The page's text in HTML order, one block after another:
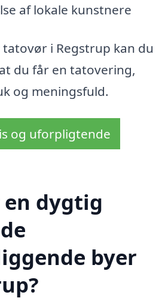
af lokale kunstnere
i Regstrup kan du
du får en tatovering,
og meningsfuld.
og uforpligtende
en dygtig
byer